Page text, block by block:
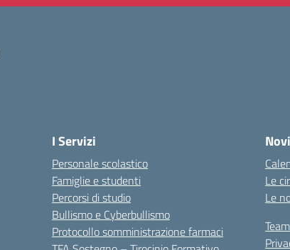
I Servizi
Personale scolastico
Famiglie e studenti
Percorsi di studio
Bullismo e Cyberbullismo
Protocollo somministrazione farmaci
Le
Le